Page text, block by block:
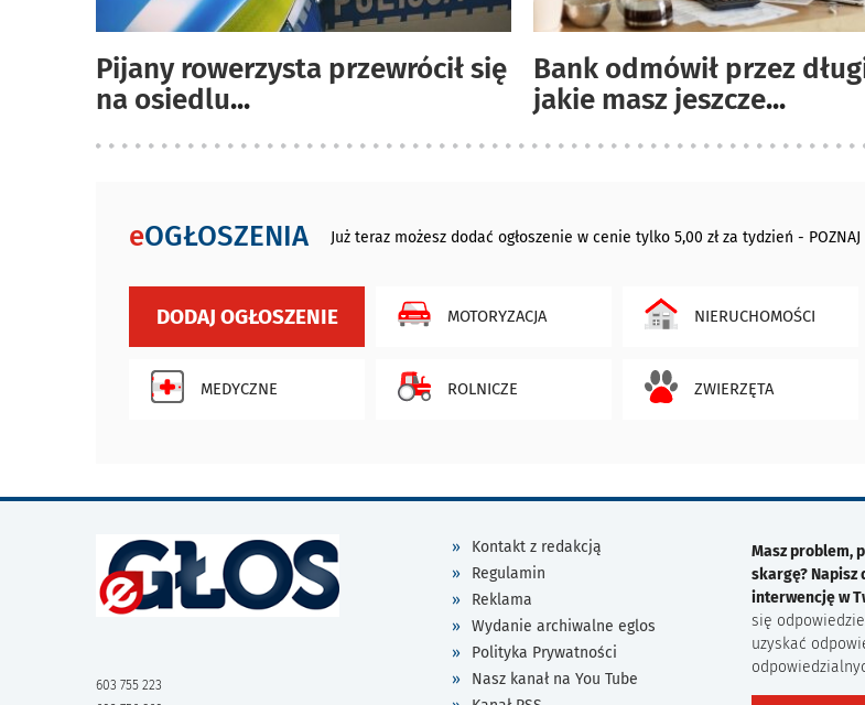
Pijany rowerzysta przewrócił się
na osiedlu...
Bank odmówił przez
jakie masz jeszcze...
eOGŁOSZENIA Już teraz możesz dodać ogłoszenie w cenie tylko 5,00 zł za tydzień - POZNAJ
DODAJ OGŁOSZENIE MOTORYZACJA NIERUCHOMOŚCI
MEDYCZNE ROLNICZE ZWIERZĘTA
603 755 223
Kontakt z redakcją
Regulamin
Reklama
Wydanie archiwalne eglos
Polityka Prywatności
Nasz kanał na You Tube
Masz problem,
skargę? Napisz
interwencję w
się
uzyskać